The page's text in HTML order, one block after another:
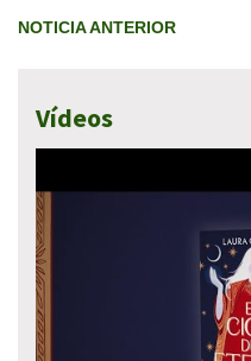
NOTICIA ANTERIOR
Vídeos